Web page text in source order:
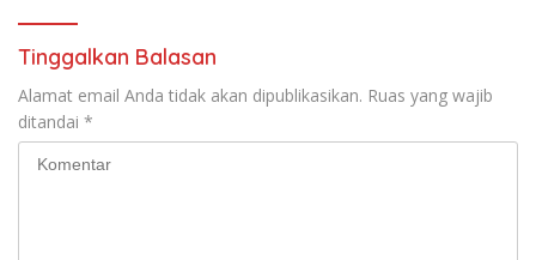
Tinggalkan Balasan
Alamat email Anda tidak akan dipublikasikan. Ruas yang wajib
ditandai *